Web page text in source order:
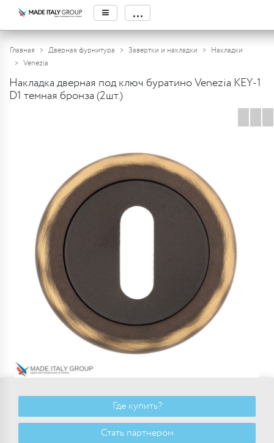
≡ ...
Главная Дверная фурнитура Завертки и накладки
Накладки
Venezia
Накладка дверная под ключ буратино Venezia KEY-1
D1 темная бронза (2шт.)
Где купить?
Стать партнером